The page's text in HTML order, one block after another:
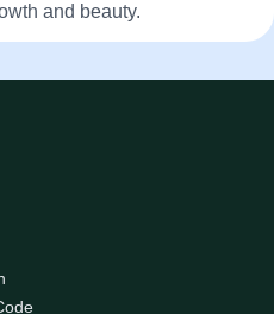
and beauty.